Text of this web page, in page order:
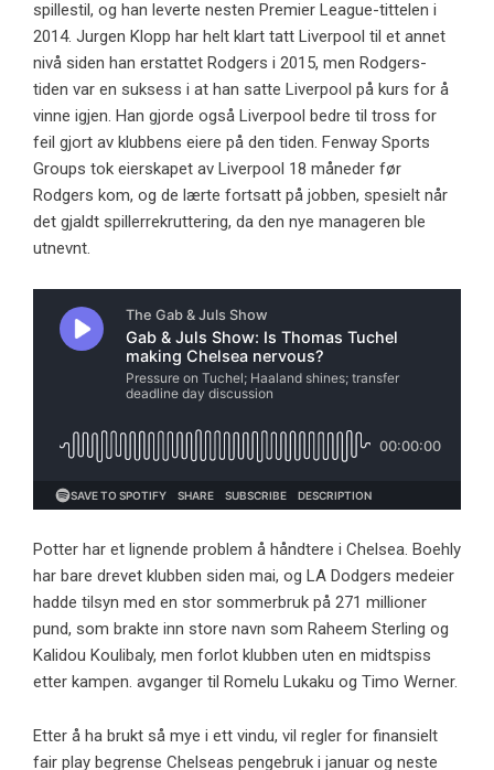
spillestil, og han leverte nesten Premier League-tittelen i
2014. Jurgen Klopp har helt klart tatt Liverpool til et annet
nivå siden han erstattet Rodgers i 2015, men Rodgers-
tiden var en suksess i at han satte Liverpool på kurs for å
vinne igjen. Han gjorde også Liverpool bedre til tross for
feil gjort av klubbens eiere på den tiden. Fenway Sports
Groups tok eierskapet av Liverpool 18 måneder før
Rodgers kom, og de lærte fortsatt på jobben, spesielt når
det gjaldt spillerrekruttering, da den nye manageren ble
utnevnt.
Potter har et lignende problem å håndtere i Chelsea. Boehly
har bare drevet klubben siden mai, og LA Dodgers medeier
hadde tilsyn med en stor sommerbruk på 271 millioner
pund, som brakte inn store navn som Raheem Sterling og
Kalidou Koulibaly, men forlot klubben uten en midtspiss
etter kampen. avganger til Romelu Lukaku og Timo Werner.
Etter å ha brukt så mye i ett vindu, vil regler for finansielt
fair play begrense Chelseas pengebruk i januar og neste